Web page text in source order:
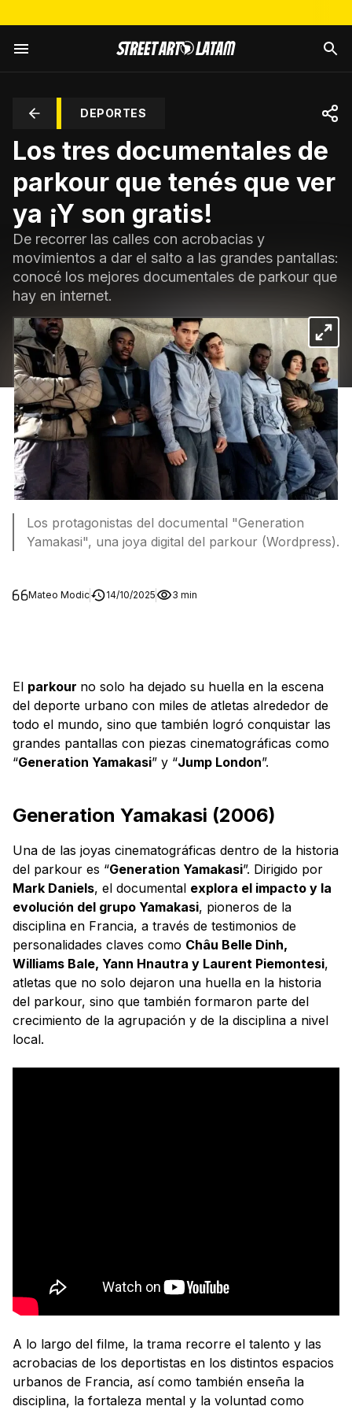
DEPORTES
Los tres documentales de
parkour que tenés que ver
ya ¡Y son gratis!
De recorrer las calles con acrobacias y
movimientos a dar el salto a las grandes pantallas:
conocé los mejores documentales de parkour que
hay en internet.
Los protagonistas del documental "Generation
Yamakasi", una joya digital del parkour (Wordpress).
Mateo Modic 14/10/2025 3 min
El parkour no solo ha dejado su huella en la escena
del deporte urbano con miles de atletas alrededor de
todo el mundo, sino que también logró conquistar las
grandes pantallas con piezas cinematográficas como
“Generation Yamakasi” y “Jump London”.
Generation Yamakasi (2006)
Una de las joyas cinematográficas dentro de la historia
del parkour es “Generation Yamakasi”. Dirigido por
Mark Daniels, el documental explora el impacto y la
evolución del grupo Yamakasi, pioneros de la
disciplina en Francia, a través de testimonios de
personalidades claves como Châu Belle Dinh,
Williams Bale, Yann Hnautra y Laurent Piemontesi,
atletas que no solo dejaron una huella en la historia
del parkour, sino que también formaron parte del
crecimiento de la agrupación y de la disciplina a nivel
local.
A lo largo del filme, la trama recorre el talento y las
acrobacias de los deportistas en los distintos espacios
urbanos de Francia, así como también enseña la
disciplina, la fortaleza mental y la voluntad como